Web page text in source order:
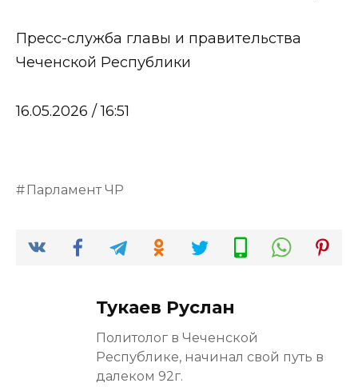
Пресс-служба главы и правительства
Чеченской Республики
16.05.2026 / 16:51
Парламент ЧР
Тукаев Руслан
Политолог в Чеченской
Республике, начинал свой путь в
далеком 92г.